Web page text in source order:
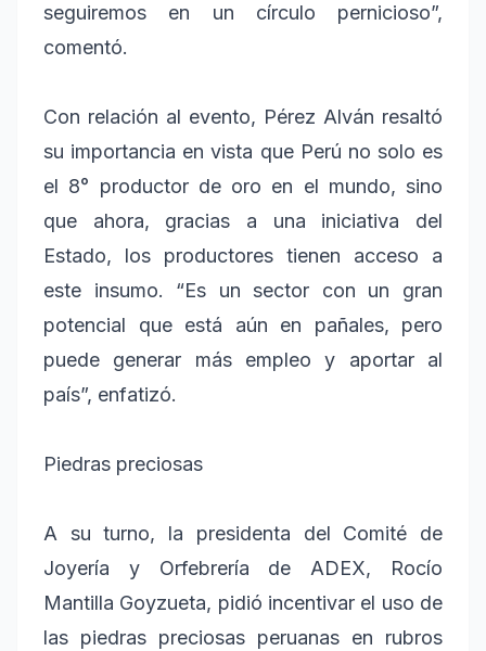
seguiremos en un círculo pernicioso”,
comentó.
Con relación al evento, Pérez Alván resaltó
su importancia en vista que Perú no solo es
el 8° productor de oro en el mundo, sino
que ahora, gracias a una iniciativa del
Estado, los productores tienen acceso a
este insumo. “Es un sector con un gran
potencial que está aún en pañales, pero
puede generar más empleo y aportar al
país”, enfatizó.
Piedras preciosas
A su turno, la presidenta del Comité de
Joyería y Orfebrería de ADEX, Rocío
Mantilla Goyzueta, pidió incentivar el uso de
las piedras preciosas peruanas en rubros